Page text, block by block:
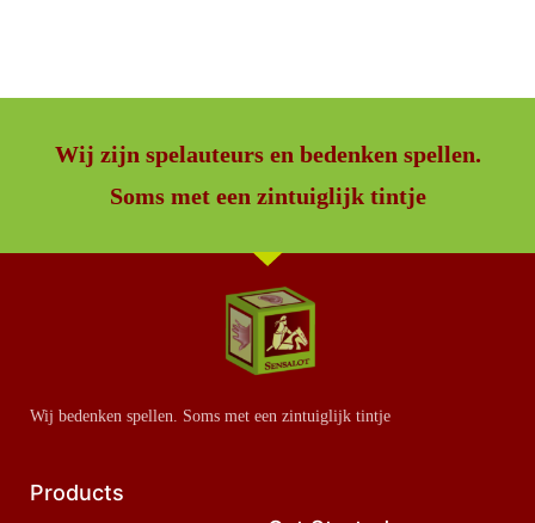
Wij zijn spelauteurs en bedenken spellen.
Soms met een zintuiglijk tintje
Wij bedenken spellen. Soms met een zintuiglijk tintje
Products